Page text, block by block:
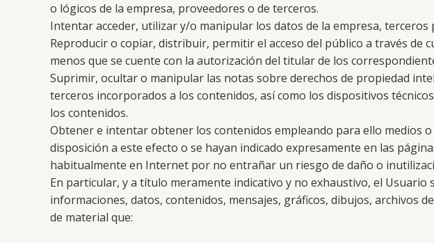
o lógicos de la empresa, proveedores o de terceros.
Intentar acceder, utilizar y/o manipular los datos de la empresa,
Reproducir o copiar, distribuir, permitir el acceso del público a través de
menos que se cuente con la autorización del titular de los
Suprimir, ocultar o manipular las notas sobre derechos de propiedad
terceros incorporados a los contenidos, así como los dispositivos
los contenidos.
Obtener e intentar obtener los contenidos empleando para ello medios
disposición a este efecto o se hayan indicado expresamente en las
habitualmente en Internet por no entrañar un riesgo de daño o
En particular, y a título meramente indicativo y no exhaustivo, el
informaciones, datos, contenidos, mensajes, gráficos, dibujos, archivos
de material que: